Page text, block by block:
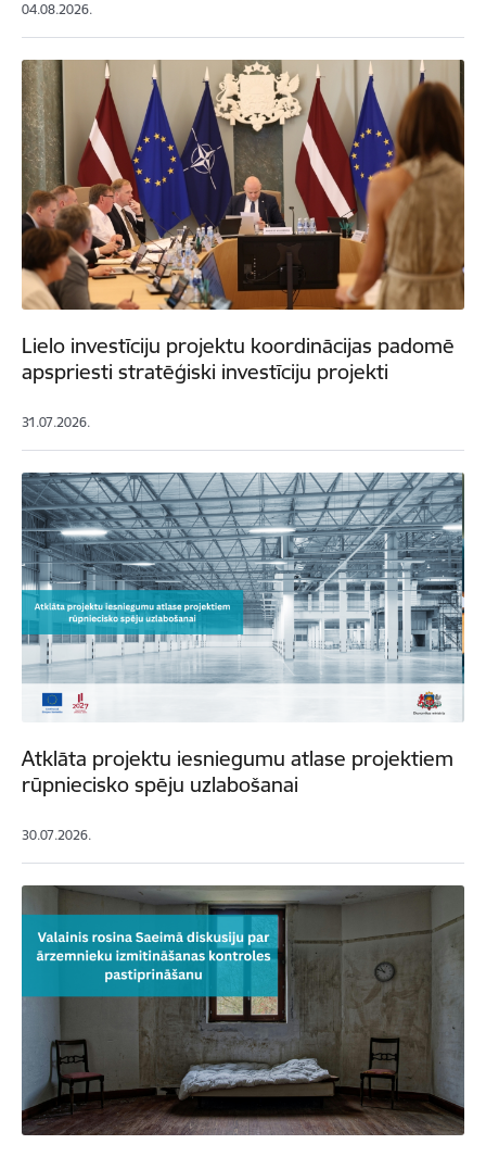
04.08.2026.
Lielo investīciju projektu koordinācijas padomē
apspriesti stratēģiski investīciju projekti
31.07.2026.
Atklāta projektu iesniegumu atlase projektiem
rūpniecisko spēju uzlabošanai
30.07.2026.